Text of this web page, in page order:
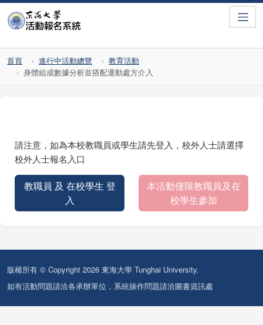
首頁 進行中活動總覽
教育活動
身體組成數據分析並搭配運動處方介入
請注意，如為本校教職員或學生請先登入，校外人士請選擇
校外人士報名入口
教職員 及 在校學生 登
入
本活動僅限教職員及在
校學生參加
版權所有 © Copyright 2026 東海大學 Tunghai University.
如有活動問題請洽各承辦單位，系統操作問題請洽圖書資訊處